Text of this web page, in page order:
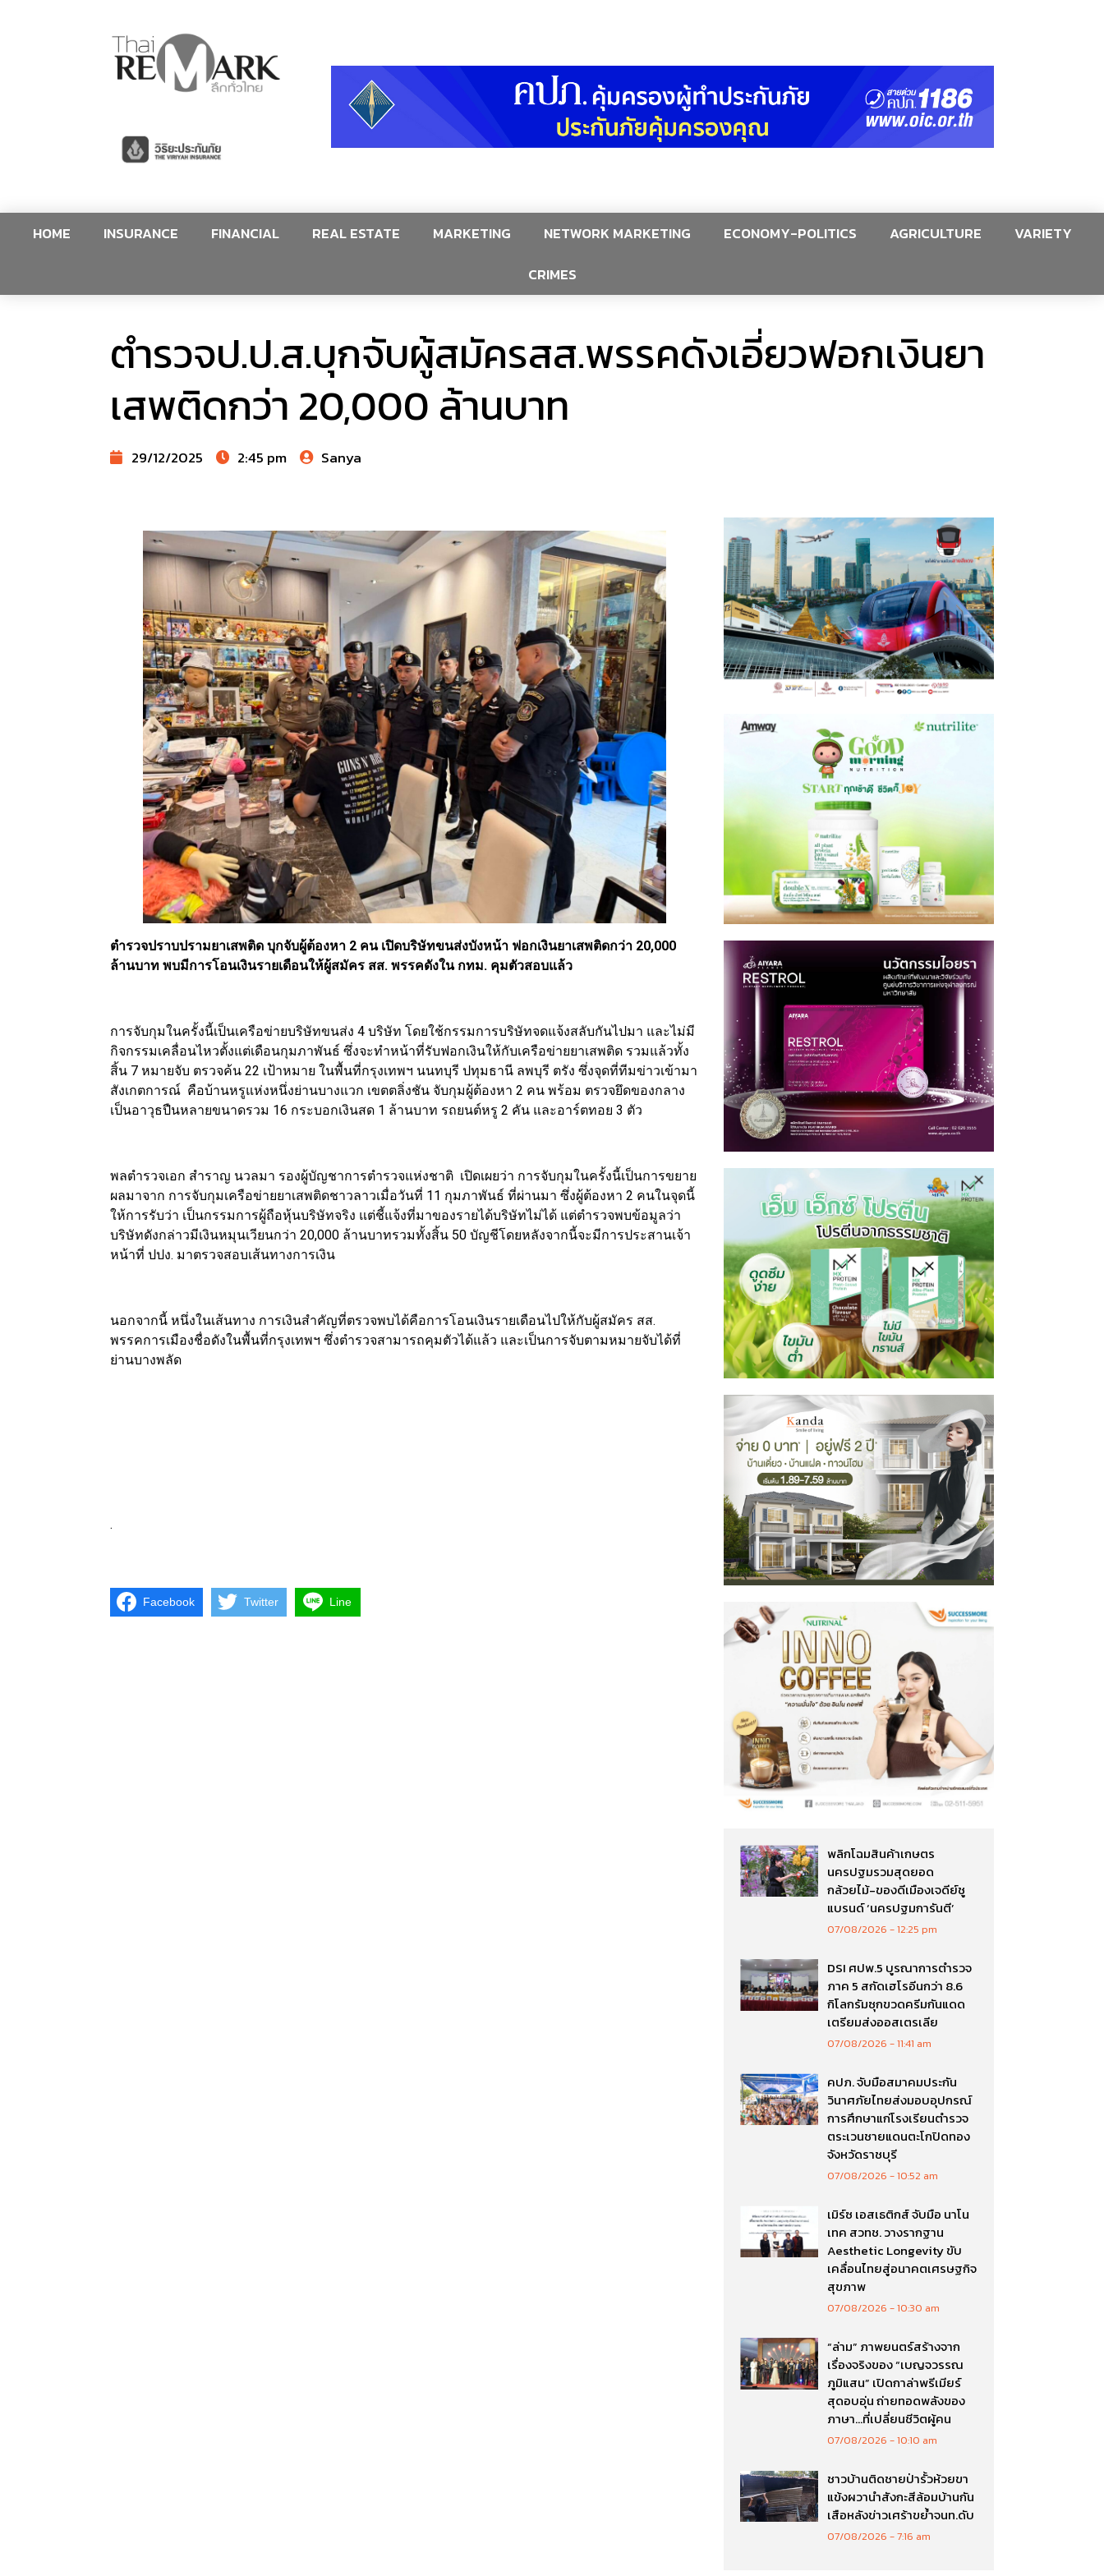
HOME INSURANCE FINANCIAL REAL ESTATE MARKETING NETWORK MARKETING ECONOMY-POLITICS AGRICULTURE
VARIETY
CRIMES
ตำรวจป.ป.ส.บุกจับผู้สมัครสส.พรรคดังเอี่ยวฟอกเงินยา
เสพติดกว่า 20,000 ล้านบาท
29/12/2025 2:45 pm Sanya
ตำรวจปราบปรามยาเสพติด บุกจับผู้ต้องหา 2 คน เปิดบริษัทขนส่งบังหน้า ฟอกเงินยาเสพติดกว่า 20,000
ล้านบาท พบมีการโอนเงินรายเดือนให้ผู้สมัคร สส. พรรคดังใน กทม. คุมตัวสอบแล้ว
การจับกุมในครั้งนี้เป็นเครือข่ายบริษัทขนส่ง 4 บริษัท โดยใช้กรรมการบริษัทจดแจ้งสลับกันไปมา และไม่มี
กิจกรรมเคลื่อนไหวตั้งแต่เดือนกุมภาพันธ์ ซึ่งจะทำหน้าที่รับฟอกเงินให้กับเครือข่ายยาเสพติด รวมแล้วทั้ง
สิ้น 7 หมายจับ ตรวจค้น 22 เป้าหมาย ในพื้นที่กรุงเทพฯ นนทบุรี ปทุมธานี ลพบุรี ตรัง ซึ่งจุดที่ทีมข่าวเข้ามา
สังเกตการณ์ คือบ้านหรูแห่งหนึ่งย่านบางแวก เขตตลิ่งชัน จับกุมผู้ต้องหา 2 คน พร้อม ตรวจยึดของกลาง
เป็นอาวุธปืนหลายขนาดรวม 16 กระบอกเงินสด 1 ล้านบาท รถยนต์หรู 2 คัน และอาร์ตทอย 3 ตัว
พลตำรวจเอก สำราญ นวลมา รองผู้บัญชาการตำรวจแห่งชาติ เปิดเผยว่า การจับกุมในครั้งนี้เป็นการขยาย
ผลมาจาก การจับกุมเครือข่ายยาเสพติดชาวลาวเมื่อวันที่ 11 กุมภาพันธ์ ที่ผ่านมา ซึ่งผู้ต้องหา 2 คนในจุดนี้
ให้การรับว่า เป็นกรรมการผู้ถือหุ้นบริษัทจริง แต่ชี้แจ้งที่มาของรายได้บริษัทไม่ได้ แต่ตำรวจพบข้อมูลว่า
บริษัทดังกล่าวมีเงินหมุนเวียนกว่า 20,000 ล้านบาทรวมทั้งสิ้น 50 บัญชีโดยหลังจากนี้จะมีการประสานเจ้า
หน้าที่ ปปง. มาตรวจสอบเส้นทางการเงิน
นอกจากนี้ หนึ่งในเส้นทาง การเงินสำคัญที่ตรวจพบได้คือการโอนเงินรายเดือนไปให้กับผู้สมัคร สส.
พรรคการเมืองชื่อดังในพื้นที่กรุงเทพฯ ซึ่งตำรวจสามารถคุมตัวได้แล้ว และเป็นการจับตามหมายจับได้ที่
ย่านบางพลัด
.
Facebook Twitter Line
พลิกโฉมสินค้าเกษตร
นครปฐมรวมสุดยอด
กล้วยไม้-ของดีเมืองเจดีย์ชู
แบรนด์ ‘นครปฐมการันตี’
07/08/2026 12:25 pm
DSI ศปพ.5 บูรณาการตำรวจ
ภาค 5 สกัดเฮโรอีนกว่า 8.6
กิโลกรัมซุกขวดครีมกันแดด
เตรียมส่งออสเตรเลีย
07/08/2026 11:41 am
คปภ. จับมือสมาคมประกัน
วินาศภัยไทยส่งมอบอุปกรณ์
การศึกษาแก่โรงเรียนตำรวจ
ตระเวนชายแดนตะโกปิดทอง
จังหวัดราชบุรี
07/08/2026 10:52 am
เมิร์ซ เอสเธติกส์ จับมือ นาโน
เทค สวทช. วางรากฐาน
Aesthetic Longevity ขับ
เคลื่อนไทยสู่อนาคตเศรษฐกิจ
สุขภาพ
07/08/2026 10:30 am
“ล่าม” ภาพยนตร์สร้างจาก
เรื่องจริงของ “เบญจวรรณ
ภูมิแสน” เปิดกาล่าพรีเมียร์
สุดอบอุ่น ถ่ายทอดพลังของ
ภาษา…ที่เปลี่ยนชีวิตผู้คน
07/08/2026 10:10 am
ชาวบ้านติดชายป่ารั้วห้วยขา
แข้งผวานำสังกะสีล้อมบ้านกัน
เสือหลังข่าวเศร้าขย้ำจนท.ดับ
07/08/2026 7:16 am